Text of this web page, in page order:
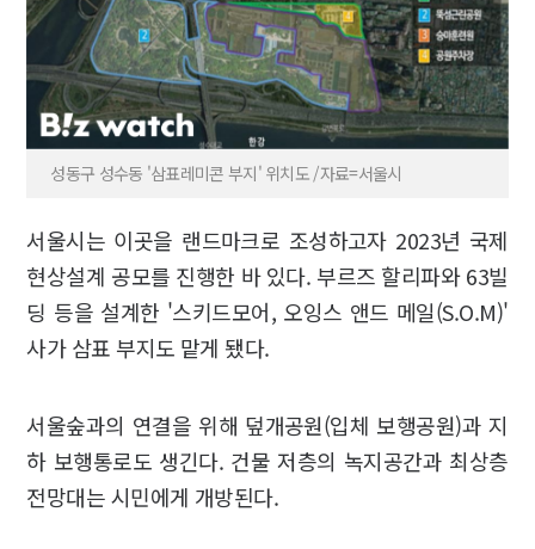
성동구 성수동 '삼표레미콘 부지' 위치도 /자료=서울시
서울시는 이곳을 랜드마크로 조성하고자 2023년 국제
현상설계 공모를 진행한 바 있다. 부르즈 할리파와 63빌
딩 등을 설계한 '스키드모어, 오잉스 앤드 메일(S.O.M)'
사가 삼표 부지도 맡게 됐다.
서울숲과의 연결을 위해 덮개공원(입체 보행공원)과 지
하 보행통로도 생긴다. 건물 저층의 녹지공간과 최상층
전망대는 시민에게 개방된다.